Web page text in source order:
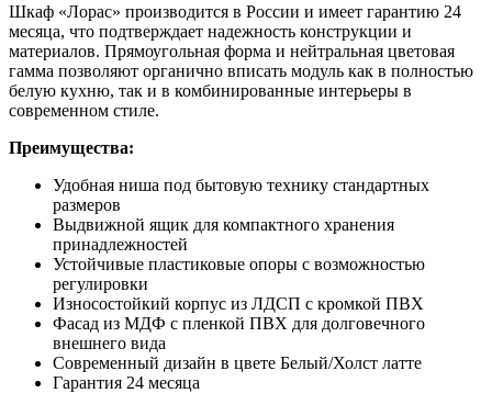
Шкаф «Лорас» производится в России и имеет гарантию 24
месяца, что подтверждает надежность конструкции и
материалов. Прямоугольная форма и нейтральная цветовая
гамма позволяют органично вписать модуль как в полностью
белую кухню, так и в комбинированные интерьеры в
современном стиле.
Преимущества:
Удобная ниша под бытовую технику стандартных
размеров
Выдвижной ящик для компактного хранения
принадлежностей
Устойчивые пластиковые опоры с возможностью
регулировки
Износостойкий корпус из ЛДСП с кромкой ПВХ
Фасад из МДФ с пленкой ПВХ для долговечного
внешнего вида
Современный дизайн в цвете Белый/Холст латте
Гарантия 24 месяца